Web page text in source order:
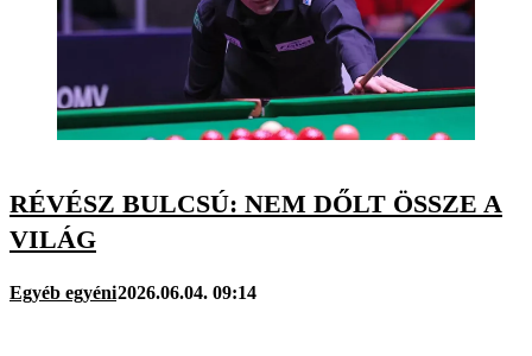
RÉVÉSZ BULCSÚ: NEM DŐLT ÖSSZE A
VILÁG
Egyéb egyéni2026.06.04. 09:14